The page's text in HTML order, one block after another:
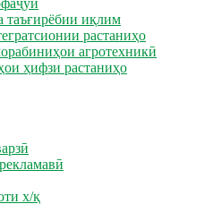
иқлим
растаниҳо
агротехникӣ
ҳифзи растаниҳо
х/қ